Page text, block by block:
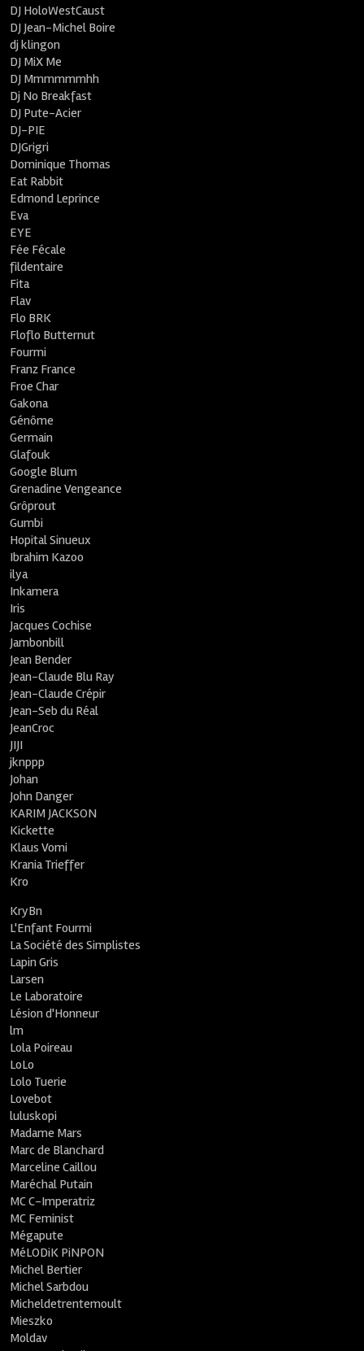
DJ HoloWestCaust
DJ Jean-Michel Boire
dj klingon
DJ MiX Me
DJ Mmmmmmhh
Dj No Breakfast
DJ Pute-Acier
DJ-PIE
DJGrigri
Dominique Thomas
Eat Rabbit
Edmond Leprince
Eva
EYE
Fée Fécale
fildentaire
Fita
Flav
Flo BRK
Floflo Butternut
Fourmi
Franz France
Froe Char
Gakona
Génôme
Germain
Glafouk
Google Blum
Grenadine Vengeance
Grôprout
Gumbi
Hopital Sinueux
Ibrahim Kazoo
ilya
Inkamera
Iris
Jacques Cochise
Jambonbill
Jean Bender
Jean-Claude Blu Ray
Jean-Claude Crépir
Jean-Seb du Réal
JeanCroc
JIJI
jknppp
Johan
John Danger
KARIM JACKSON
Kickette
Klaus Vomi
Krania Trieffer
Kro
KryBn
L'Enfant Fourmi
La Société des Simplistes
Lapin Gris
Larsen
Le Laboratoire
Lésion d'Honneur
lm
Lola Poireau
LoLo
Lolo Tuerie
Lovebot
luluskopi
Madame Mars
Marc de Blanchard
Marceline Caillou
Maréchal Putain
MC C-Imperatriz
MC Feminist
Mégapute
MéLODiK PiNPON
Michel Bertier
Michel Sarbdou
Micheldetrentemoult
Mieszko
Moldav